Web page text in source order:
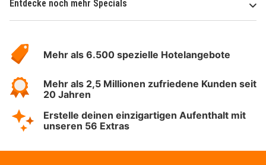
Entdecke noch mehr Specials
Hotelspecials
Mehr als 6.500 spezielle Hotelangebote
Mehr als 2,5 Millionen zufriedene Kunden seit
20 Jahren
Erstelle deinen einzigartigen Aufenthalt mit
unseren 56 Extras